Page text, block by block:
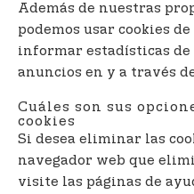
Además de nuestras
podemos usar cookies
informar estadísticas
anuncios en y a través
Cuáles son sus
cookies
Si desea eliminar las
navegador web que
visite las páginas de